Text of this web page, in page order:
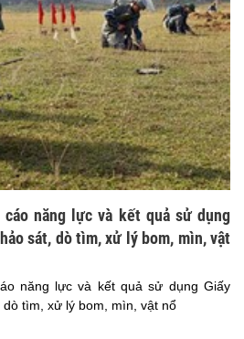
cáo năng lực và kết quả sử dụng
sát, dò tìm, xử lý bom, mìn, vật
năng lực và kết quả sử dụng Giấy
tìm, xử lý bom, mìn, vật nổ